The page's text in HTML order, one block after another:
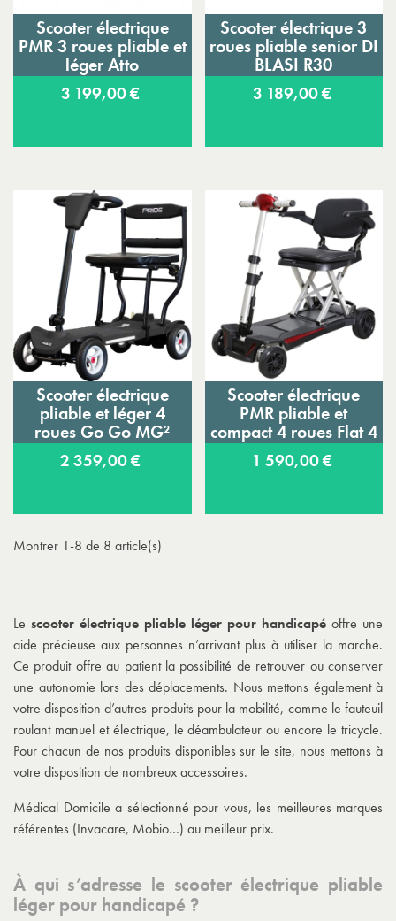
Scooter électrique
PMR 3 roues pliable et
léger Atto
3 199,00 €
Scooter électrique 3
roues pliable senior DI
BLASI R30
3 189,00 €
Scooter électrique
pliable et léger 4
roues Go Go MG²
2 359,00 €
Scooter électrique
PMR pliable et
compact 4 roues Flat 4
1 590,00 €
Montrer 1-8 de 8 article(s)
Le scooter électrique pliable léger pour handicapé offre une
aide précieuse aux personnes n’arrivant plus à utiliser la marche.
Ce produit offre au patient la possibilité de retrouver ou conserver
une autonomie lors des déplacements. Nous mettons également à
votre disposition d’autres produits pour la mobilité, comme le fauteuil
roulant manuel et électrique, le déambulateur ou encore le tricycle.
Pour chacun de nos produits disponibles sur le site, nous mettons à
votre disposition de nombreux accessoires.
Médical Domicile a sélectionné pour vous, les meilleures marques
référentes (Invacare, Mobio…) au meilleur prix.
À qui s’adresse le scooter électrique pliable
léger pour handicapé ?